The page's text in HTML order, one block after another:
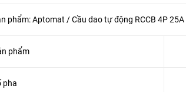
phẩm: Aptomat / Cầu dao tự động RCCB 4P
phẩm
pha